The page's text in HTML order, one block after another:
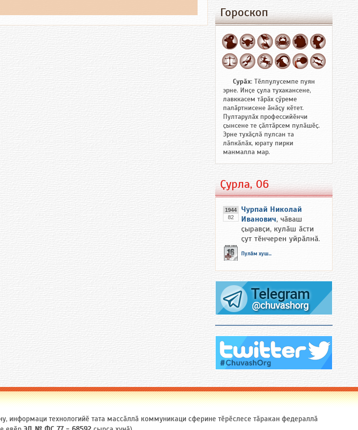
Гороскоп
Сурӑх: Тӗлпулусемпе пуян
эрне. Инҫе ҫула тухакансене,
лавккасем тӑрӑх ҫӳреме
палӑртнисене ӑнӑҫу кӗтет.
Пултарулӑх профессийӗнчи
ҫынсене те ҫӑлтӑрсем пулӑшӗҫ.
Эрне тухӑҫлӑ пулсан та
лӑпкӑлӑх, юрату пирки
манмалла мар.
Ҫурла, 06
1944
82
Чурпай Николай
Иванович, чӑваш
ҫыравҫи, кулӑш ӑсти
ҫут тӗнчерен уйрӑлнӑ.
Пулӑм хуш...
информаци технологийӗ тата массӑллӑ коммуникаци сферине тӗрӗслесе тӑракан федераллӑ